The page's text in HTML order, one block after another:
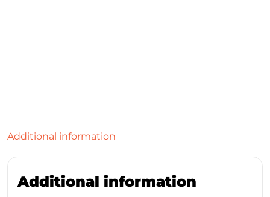
Additional information
Additional information